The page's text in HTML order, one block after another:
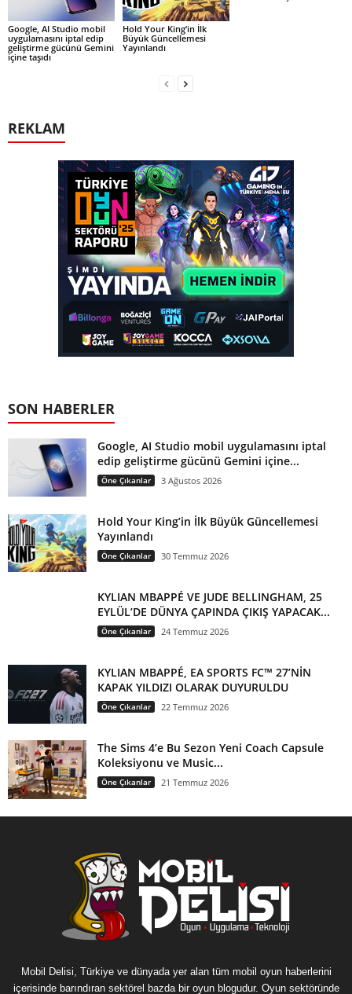
Google, AI Studio mobil
uygulamasını iptal edip
geliştirme gücünü Gemini
içine taşıdı
Hold Your King’in İlk
Büyük Güncellemesi
Yayınlandı
REKLAM
SON HABERLER
Google, AI Studio mobil uygulamasını iptal
edip geliştirme gücünü Gemini içine...
Öne Çıkanlar 3 Ağustos 2026
Hold Your King’in İlk Büyük Güncellemesi
Yayınlandı
Öne Çıkanlar 30 Temmuz 2026
KYLIAN MBAPPÉ VE JUDE BELLINGHAM, 25
EYLÜL’DE DÜNYA ÇAPINDA ÇIKIŞ YAPACAK...
Öne Çıkanlar 24 Temmuz 2026
KYLIAN MBAPPÉ, EA SPORTS FC™ 27’NİN
KAPAK YILDIZI OLARAK DUYURULDU
Öne Çıkanlar 22 Temmuz 2026
The Sims 4’e Bu Sezon Yeni Coach Capsule
Koleksiyonu ve Music...
Öne Çıkanlar 21 Temmuz 2026
Mobil Delisi, Türkiye ve dünyada yer alan tüm mobil oyun haberlerini
içerisinde barındıran sektörel bazda bir oyun blogudur. Oyun sektöründe